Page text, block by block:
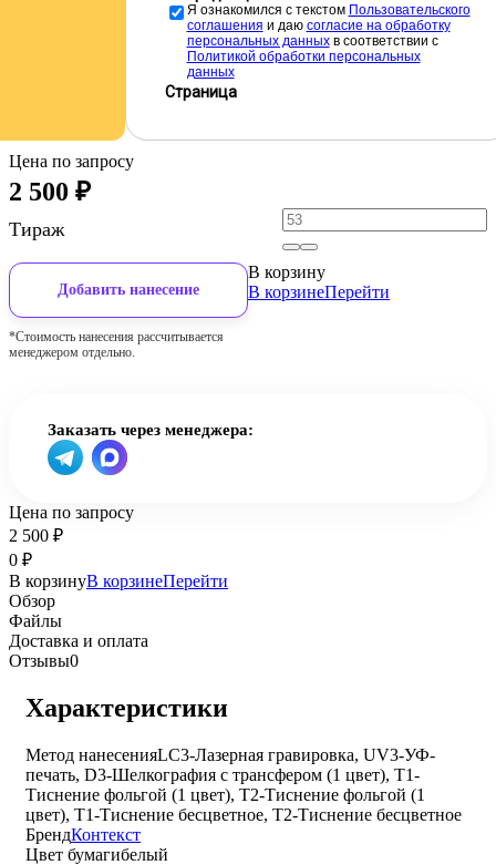
Я ознакомился с текстом Пользовательского
соглашения и даю cогласие на обработку
персональных данныхв соответствии с
Политикой обработки персональных
данных
Страница
Цена по запросу
2 500 ₽
Тираж
Добавить нанесение
*Стоимость нанесения рассчитывается
менеджером отдельно.
В корзину
В корзинеПерейти
Заказать через менеджера:
Цена по запросу
2 500 ₽
0 ₽
В корзинуВ корзинеПерейти
Обзор
Файлы
Доставка и оплата
Отзывы0
Характеристики
Метод нанесенияLC3-Лазерная гравировка, UV3-УФ-
печать, D3-Шелкография с трансфером (1 цвет), T1-
Тиснение фольгой (1 цвет), T2-Тиснение фольгой (1
цвет), T1-Тиснение бесцветное, T2-Тиснение бесцветное
БрендКонтекст
Цвет бумагибелый